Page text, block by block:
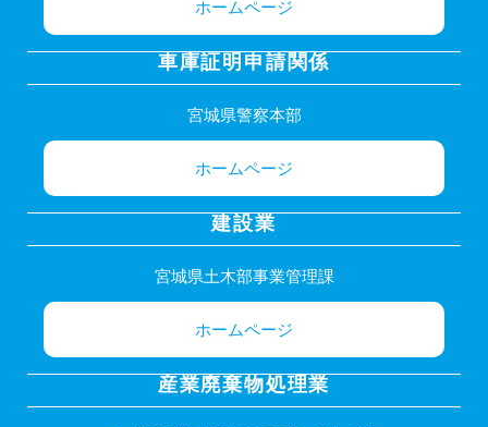
ホームページ
車庫証明申請関係
宮城県警察本部
ホームページ
建設業
宮城県土木部事業管理課
ホームページ
産業廃棄物処理業